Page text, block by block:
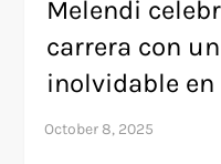
Melendi
carrera con
inolvidable en